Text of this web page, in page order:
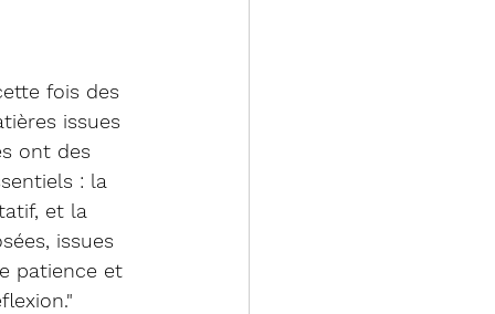
fois des
issues
ont des
: la
et la
issues
patience et